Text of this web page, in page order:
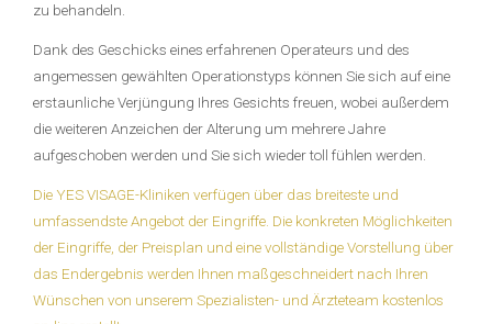
zu behandeln.
Dank des Geschicks eines erfahrenen Operateurs und des
angemessen gewählten Operationstyps können Sie sich auf eine
erstaunliche Verjüngung Ihres Gesichts freuen, wobei außerdem
die weiteren Anzeichen der Alterung um mehrere Jahre
aufgeschoben werden und Sie sich wieder toll fühlen werden.
Die YES VISAGE-Kliniken verfügen über das breiteste und
umfassendste Angebot der Eingriffe. Die konkreten Möglichkeiten
der Eingriffe, der Preisplan und eine vollständige Vorstellung über
das Endergebnis werden Ihnen maßgeschneidert nach Ihren
Wünschen von unserem Spezialisten- und Ärzteteam kostenlos